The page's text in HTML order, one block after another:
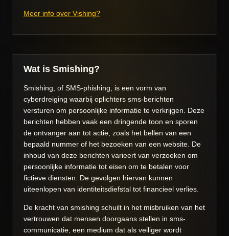
Meer info over Vishing?
Wat is Smishing?
Smishing, of SMS-phishing, is een vorm van
cyberdreiging waarbij oplichters sms-berichten
versturen om persoonlijke informatie te verkrijgen. Deze
berichten hebben vaak een dringende toon en sporen
de ontvanger aan tot actie, zoals het bellen van een
bepaald nummer of het bezoeken van een website. De
inhoud van deze berichten varieert van verzoeken om
persoonlijke informatie tot eisen om te betalen voor
fictieve diensten. De gevolgen hiervan kunnen
uiteenlopen van identiteitsdiefstal tot financieel verlies.
De kracht van smishing schuilt in het misbruiken van het
vertrouwen dat mensen doorgaans stellen in sms-
communicatie, een medium dat als veiliger wordt